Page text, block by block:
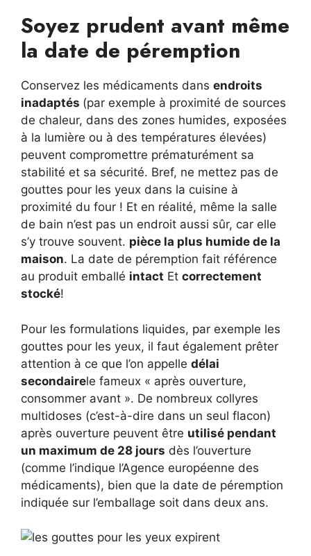
Soyez prudent avant même
la date de péremption
Conservez les médicaments dans endroits
inadaptés (par exemple à proximité de sources
de chaleur, dans des zones humides, exposées
à la lumière ou à des températures élevées)
peuvent compromettre prématurément sa
stabilité et sa sécurité. Bref, ne mettez pas de
gouttes pour les yeux dans la cuisine à
proximité du four ! Et en réalité, même la salle
de bain n’est pas un endroit aussi sûr, car elle
s’y trouve souvent. pièce la plus humide de la
maison. La date de péremption fait référence
au produit emballé intact Et correctement
stocké!
Pour les formulations liquides, par exemple les
gouttes pour les yeux, il faut également prêter
attention à ce que l’on appelle délai
secondairele fameux « après ouverture,
consommer avant ». De nombreux collyres
multidoses (c’est-à-dire dans un seul flacon)
après ouverture peuvent être utilisé pendant
un maximum de 28 jours dès l’ouverture
(comme l’indique l’Agence européenne des
médicaments), bien que la date de péremption
indiquée sur l’emballage soit dans deux ans.